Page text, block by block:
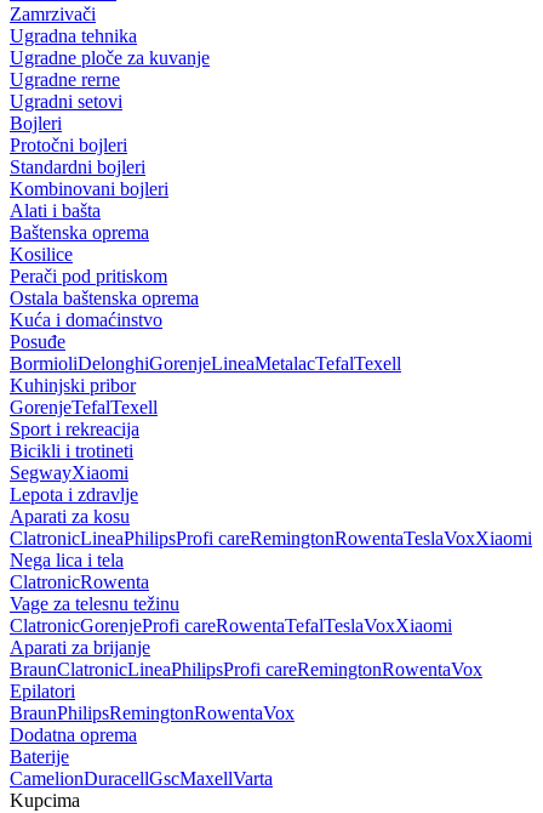
Zamrzivači
Ugradna tehnika
Ugradne ploče za kuvanje
Ugradne rerne
Ugradni setovi
Bojleri
Protočni bojleri
Standardni bojleri
Kombinovani bojleri
Alati i bašta
Baštenska oprema
Kosilice
Perači pod pritiskom
Ostala baštenska oprema
Kuća i domaćinstvo
Posuđe
BormioliDelonghiGorenjeLineaMetalacTefalTexell
Kuhinjski pribor
GorenjeTefalTexell
Sport i rekreacija
Bicikli i trotineti
SegwayXiaomi
Lepota i zdravlje
Aparati za kosu
ClatronicLineaPhilipsProfi careRemingtonRowentaTeslaVoxXiaomi
Nega lica i tela
ClatronicRowenta
Vage za telesnu težinu
ClatronicGorenjeProfi careRowentaTefalTeslaVoxXiaomi
Aparati za brijanje
BraunClatronicLineaPhilipsProfi careRemingtonRowentaVox
Epilatori
BraunPhilipsRemingtonRowentaVox
Dodatna oprema
Baterije
CamelionDuracellGscMaxellVarta
Kupcima